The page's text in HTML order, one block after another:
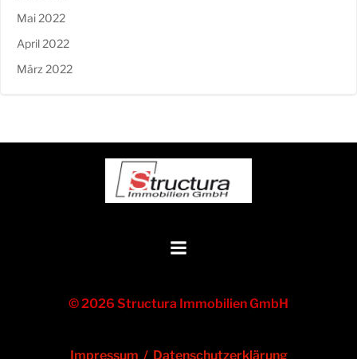
Mai 2022
April 2022
März 2022
© 2026 Structura Immobilien GmbH
Impressum / Datenschutzerklärung